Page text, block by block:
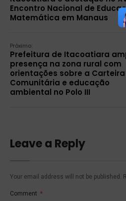
Encontro Nacional de
Matemática em Manaus
Próximo:
Prefeitura de Itacoatiara
presença na zona rural com
orientações sobre a Carteira
Comunitária e educação
ambiental no Polo III
Leave a Reply
Your email address will not be published.
Comment *